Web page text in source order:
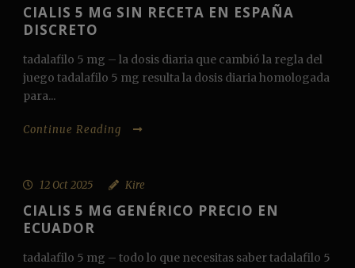
CIALIS 5 MG SIN RECETA EN ESPAÑA
DISCRETO
tadalafilo 5 mg – la dosis diaria que cambió la regla del
juego tadalafilo 5 mg resulta la dosis diaria homologada
para...
Continue Reading
12 Oct 2025 Kire
CIALIS 5 MG GENÉRICO PRECIO EN
ECUADOR
tadalafilo 5 mg – todo lo que necesitas saber tadalafilo 5